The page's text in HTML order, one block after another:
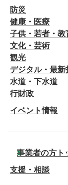
防災
健康・医療
子供・若者・教
文化・芸術
観光
デジタル・最新
水道・下水道
行財政
イベント情報
事業者の方ト
支援・相談